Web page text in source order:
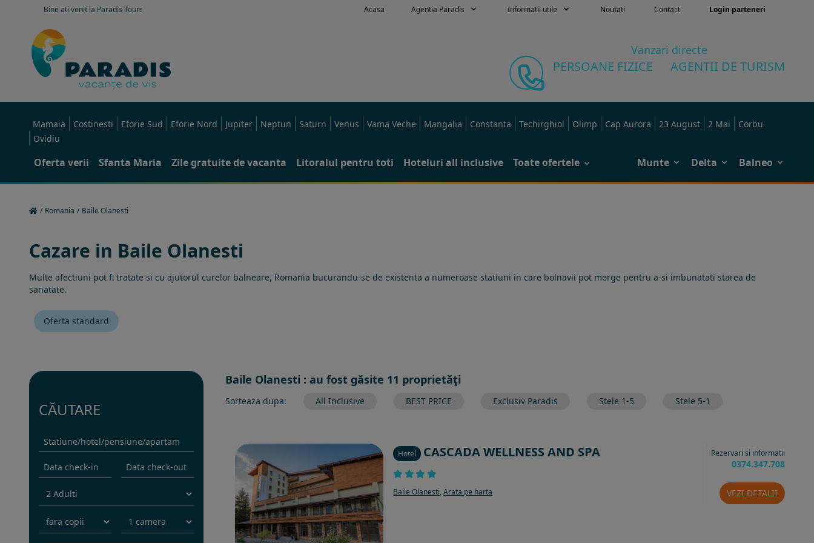
Bine ati venit la Paradis Tours Acasa Agentia Paradis Informatii utile Noutati Contact Login parteneri
Vanzari directe
PERSOANE FIZICE AGENTII DE TURISM
Mamaia Costinesti Eforie Sud Eforie Nord Jupiter Neptun Saturn Venus Vama Veche Mangalia Constanta Techirghiol Olimp Cap Aurora 23 August 2 Mai
Corbu
Ovidiu
Oferta verii Sfanta Maria Zile gratuite de vacanta Litoralul pentru toti Hoteluri all inclusive Toate ofertele Munte Delta Balneo
/ Romania / Baile Olanesti
Cazare in Baile Olanesti
Multe afectiuni pot fi tratate si cu ajutorul curelor balneare, Romania bucurandu-se de existenta a numeroase statiuni in care bolnavii pot merge pentru a-si imbunatati starea de
sanatate.
Oferta standard
CĂUTARE
Baile Olanesti : au fost găsite 11 proprietăţi
Sorteaza dupa: All Inclusive BEST PRICE Exclusiv Paradis Stele 1-5 Stele 5-1
Hotel CASCADA WELLNESS AND SPA
Baile Olanesti,Arata pe harta
Rezervari si informatii
0374.347.708
VEZI DETALII